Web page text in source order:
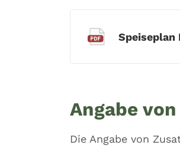
Speiseplan
Angabe
Die Angabe von